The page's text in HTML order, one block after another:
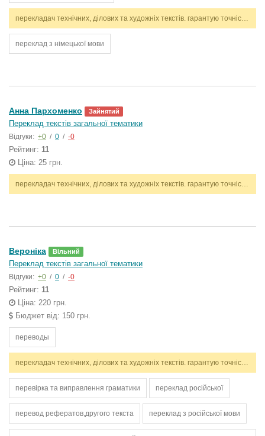
перекладач технічних, ділових та художніх текстів. гарантую точність, стилістичну відповідність і дотримання термінів. працюю з англійською та українською мовами.
переклад з німецької мови
Анна Пархоменко Зайнятий
Переклад текстів загальної тематики
Відгуки: +0 / 0 / -0
Рейтинг: 11
Ціна: 25 грн.
перекладач технічних, ділових та художніх текстів. гарантую точність, стилістичну відповідність і дотримання термінів. працюю з англійською та українською мовами.
Вероніка Вільний
Переклад текстів загальної тематики
Відгуки: +0 / 0 / -0
Рейтинг: 11
Ціна: 220 грн.
Бюджет від: 150 грн.
переводы
перекладач технічних, ділових та художніх текстів. гарантую точність, стилістичну відповідність і дотримання термінів. працюю з англійською та українською мовами.
перевірка та виправлення граматики переклад російської
перевод рефератов,другого текста переклад з російської мови